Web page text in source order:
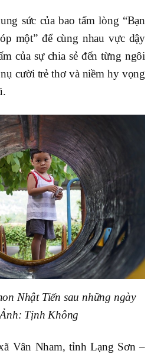
sức của bao tấm lòng “Bạn
một” để cùng nhau vực dậy
của sự chia sẻ đến từng ngôi
cười trẻ thơ và niềm hy vọng
Nhật Tiến sau những ngày
Tịnh Không
Vân Nham, tỉnh Lạng Sơn –